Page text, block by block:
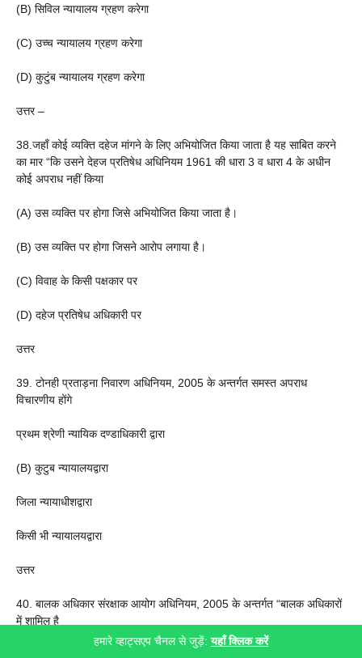
(B) सिविल न्यायालय ग्रहण करेगा
(C) उच्च न्यायालय ग्रहण करेगा
(D) कुटुंब न्यायालय ग्रहण करेगा
उत्तर –
38.जहाँ कोई व्यक्ति दहेज मांगने के लिए अभियोजित किया जाता है यह साबित करने
का मार “कि उसने देहज प्रतिषेध अधिनियम 1961 की धारा 3 व धारा 4 के अधीन
कोई अपराध नहीं किया
(A) उस व्यक्ति पर होगा जिसे अभियोजित किया जाता है।
(B) उस व्यक्ति पर होगा जिसने आरोप लगाया है।
(C) विवाह के किसी पक्षकार पर
(D) दहेज प्रतिषेध अधिकारी पर
उत्तर
39. टोनही प्रताड़ना निवारण अधिनियम, 2005 के अन्तर्गत समस्त अपराध
विचारणीय होंगे
प्रथम श्रेणी न्यायिक दण्डाधिकारी द्वारा
(B) कुटुब न्यायालयद्वारा
जिला न्यायाधीशद्वारा
किसी भी न्यायालयद्वारा
उत्तर
40. बालक अधिकार संरक्षाक आयोग अधिनियम, 2005 के अन्तर्गत “बालक अधिकारों
में शामिल है
हमारे व्हाट्सएप चैनल से जुड़ें:यहाँ क्लिक करें